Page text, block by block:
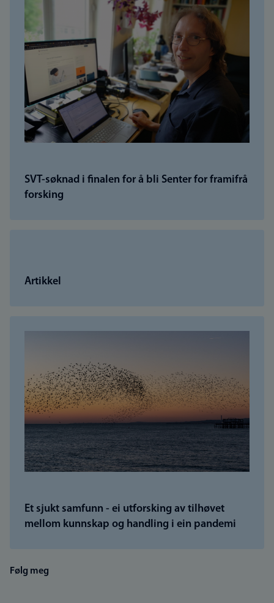
SVT-søknad i finalen for å bli Senter for framifrå
forsking
Artikkel
Et sjukt samfunn - ei utforsking av tilhøvet
mellom kunnskap og handling i ein pandemi
Følg meg